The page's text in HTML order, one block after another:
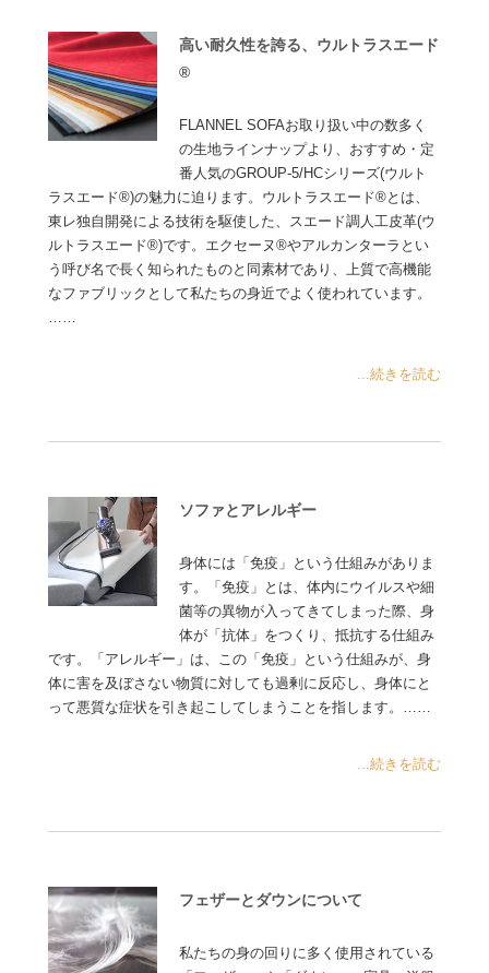
高い耐久性を誇る、ウルトラスエード
®
FLANNEL SOFAお取り扱い中の数多く
の生地ラインナップより、おすすめ・定
番人気のGROUP-5/HCシリーズ(ウルト
ラスエード®)の魅力に迫ります。ウルトラスエード®とは、
東レ独自開発による技術を駆使した、スエード調人工皮革(ウ
ルトラスエード®)です。エクセーヌ®やアルカンターラとい
う呼び名で長く知られたものと同素材であり、上質で高機能
なファブリックとして私たちの身近でよく使われています。
……
...続きを読む
ソファとアレルギー
身体には「免疫」という仕組みがありま
す。「免疫」とは、体内にウイルスや細
菌等の異物が入ってきてしまった際、身
体が「抗体」をつくり、抵抗する仕組み
です。「アレルギー」は、この「免疫」という仕組みが、身
体に害を及ぼさない物質に対しても過剰に反応し、身体にと
って悪質な症状を引き起こしてしまうことを指します。……
...続きを読む
フェザーとダウンについて
私たちの身の回りに多く使用されている